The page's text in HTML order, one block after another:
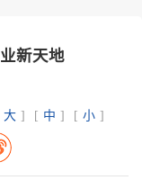
新天地
大 ] [ 中 ] [ 小 ]